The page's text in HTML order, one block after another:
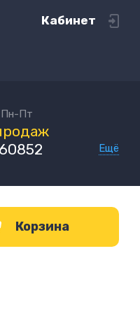
Кабинет
Пн-Пт
Ещё
Корзина